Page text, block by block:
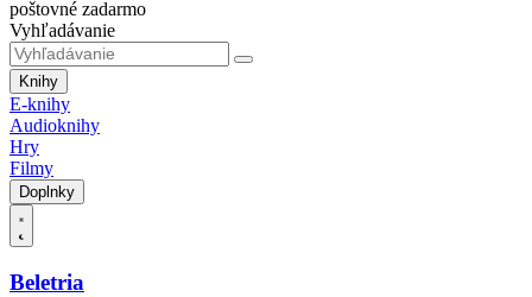
poštovné zadarmo
Vyhľadávanie
Knihy
E-knihy
Audioknihy
Hry
Filmy
Doplnky
Beletria